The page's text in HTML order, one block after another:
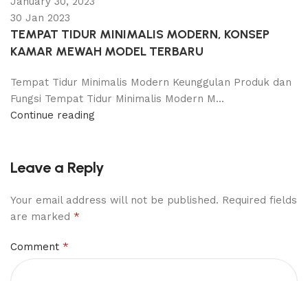
30 Jan 2023
TEMPAT TIDUR MINIMALIS MODERN, KONSEP
KAMAR MEWAH MODEL TERBARU
Tempat Tidur Minimalis Modern Keunggulan Produk dan
Fungsi Tempat Tidur Minimalis Modern M...
Continue reading
Leave a Reply
Your email address will not be published. Required fields
are marked *
Comment *